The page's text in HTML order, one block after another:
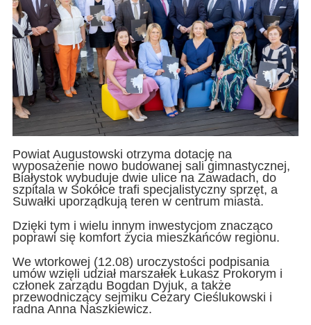
Powiat Augustowski otrzyma dotację na
wyposażenie nowo budowanej sali gimnastycznej,
Białystok wybuduje dwie ulice na Zawadach, do
szpitala w Sokółce trafi specjalistyczny sprzęt, a
Suwałki uporządkują teren w centrum miasta.
Dzięki tym i wielu innym inwestycjom znacząco
poprawi się komfort życia mieszkańców regionu.
We wtorkowej (12.08) uroczystości podpisania
umów wzięli udział marszałek Łukasz Prokorym i
członek zarządu Bogdan Dyjuk, a także
przewodniczący sejmiku Cezary Cieślukowski i
radna Anna Naszkiewicz.